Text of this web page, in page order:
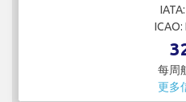
ICAO:
每周
更多